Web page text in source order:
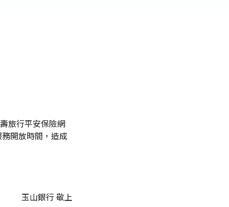
旅行平安保險網
開放時間，造成
玉山銀行 敬上